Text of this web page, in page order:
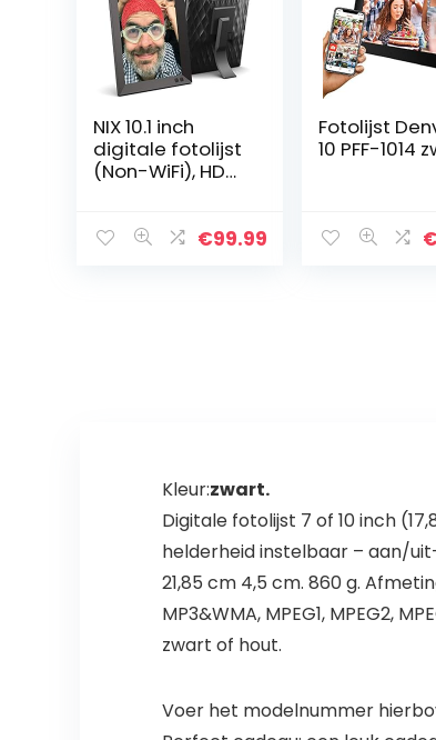
NIX 10.1 inch
digitale fotolijst
(Non-WiFi), HD
draaien,
€99.99
Fotolijst
10 PFF-1014
€
Kleur:zwart.
Digitale fotolijst 7 of 10 inch
helderheid instelbaar – aan/
21,85 cm 4,5 cm. 860 g.
MP3&WMA, MPEG1, MPEG2,
zwart of hout.
Voer het modelnummer